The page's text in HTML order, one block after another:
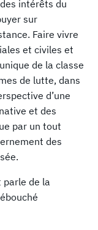
intérêts du
sur
Faire vivre
et civiles et
de la classe
de lutte, dans
d’une
et des
par un tout
des
parle de la